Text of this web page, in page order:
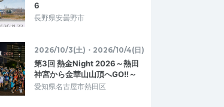
4.67
ばばろあ
6
長野県安曇野市
2026/10/3(土)・2026/10/4(日)
第3回 熱金Night 2026～熱田
神宮から金華山山頂へGO!!～
愛知県名古屋市熱田区